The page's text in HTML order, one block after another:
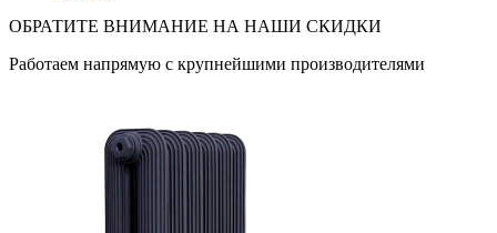
ОБРАТИТЕ ВНИМАНИЕ НА НАШИ СКИДКИ
Работаем напрямую с крупнейшими производителями